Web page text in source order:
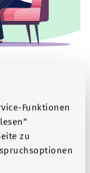
Funktionen
zu